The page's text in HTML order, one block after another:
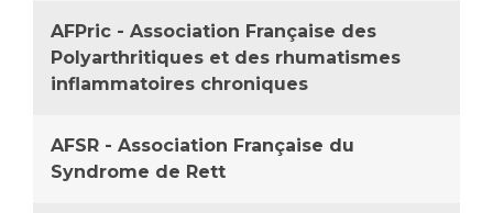
Vos représentants
Les Comités Locaux des Usagers
Le projet des usagers
Fournisseurs
Rôles et missions
Liste des marchés conclus
AFPric - Association Française des
Polyarthritiques et des rhumatismes
inflammatoires chroniques
AFSR - Association Française du
Syndrome de Rett